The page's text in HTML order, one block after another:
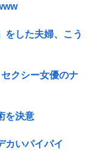
をした夫婦、こう
クシー女優のナ
を決意
カいパイパイ